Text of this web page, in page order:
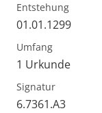
Entstehung
01.01.1299
Umfang
1 Urkunde
Signatur
6.7361.A3